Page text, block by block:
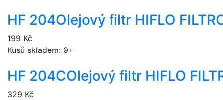
HF 204Olejový filtr HIFLO
199 Kč
Kusů skladem: 9+
HF 204COlejový filtr HIFLO
329 Kč